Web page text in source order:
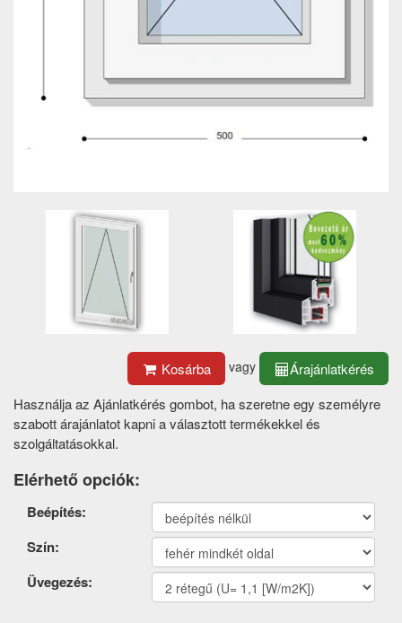
Kosárba vagy
Árajánlatkérés
Használja az Ajánlatkérés gombot, ha szeretne egy személyre
szabott árajánlatot kapni a választott termékekkel és
szolgáltatásokkal.
Elérhető opciók:
Termék
opciók
Beépítés:
Szín:
Üvegezés: